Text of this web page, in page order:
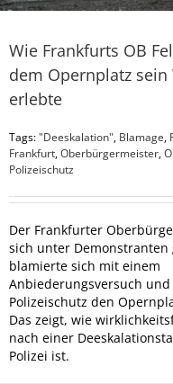
Wie Frankfurts OB
dem Opernplatz sein
erlebte
Tags:"Deeskalation", Blamage,
Frankfurt,Oberbürgermeister,
Polizeischutz
Der Frankfurter
sich unter Demonstranten
blamierte sich mit einem
Anbiederungsversuch
Polizeischutz den
Das zeigt, wie
nach einer
Polizei ist.